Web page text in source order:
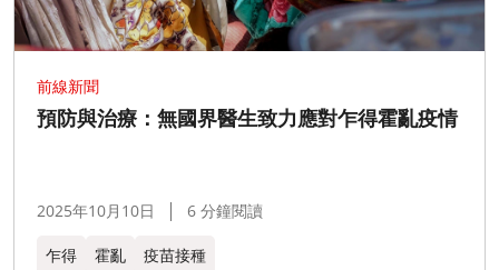
前線新聞
預防與治療：無國界醫生致力應對乍得霍亂疫情
2025年10月10日 6 分鐘閱讀
乍得​ 霍亂 疫苗接種